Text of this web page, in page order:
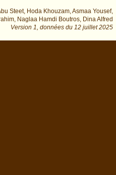
Steet, Hoda Khouzam, Asmaa Yousef,
Naglaa Hamdi Boutros, Dina Alfred
Version 1, données du 12 juillet 2025